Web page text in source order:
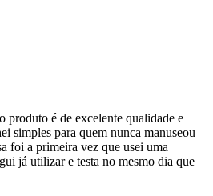
produto é de excelente qualidade e
simples para quem nunca manuseou
foi a primeira vez que usei uma
já utilizar e testa no mesmo dia que